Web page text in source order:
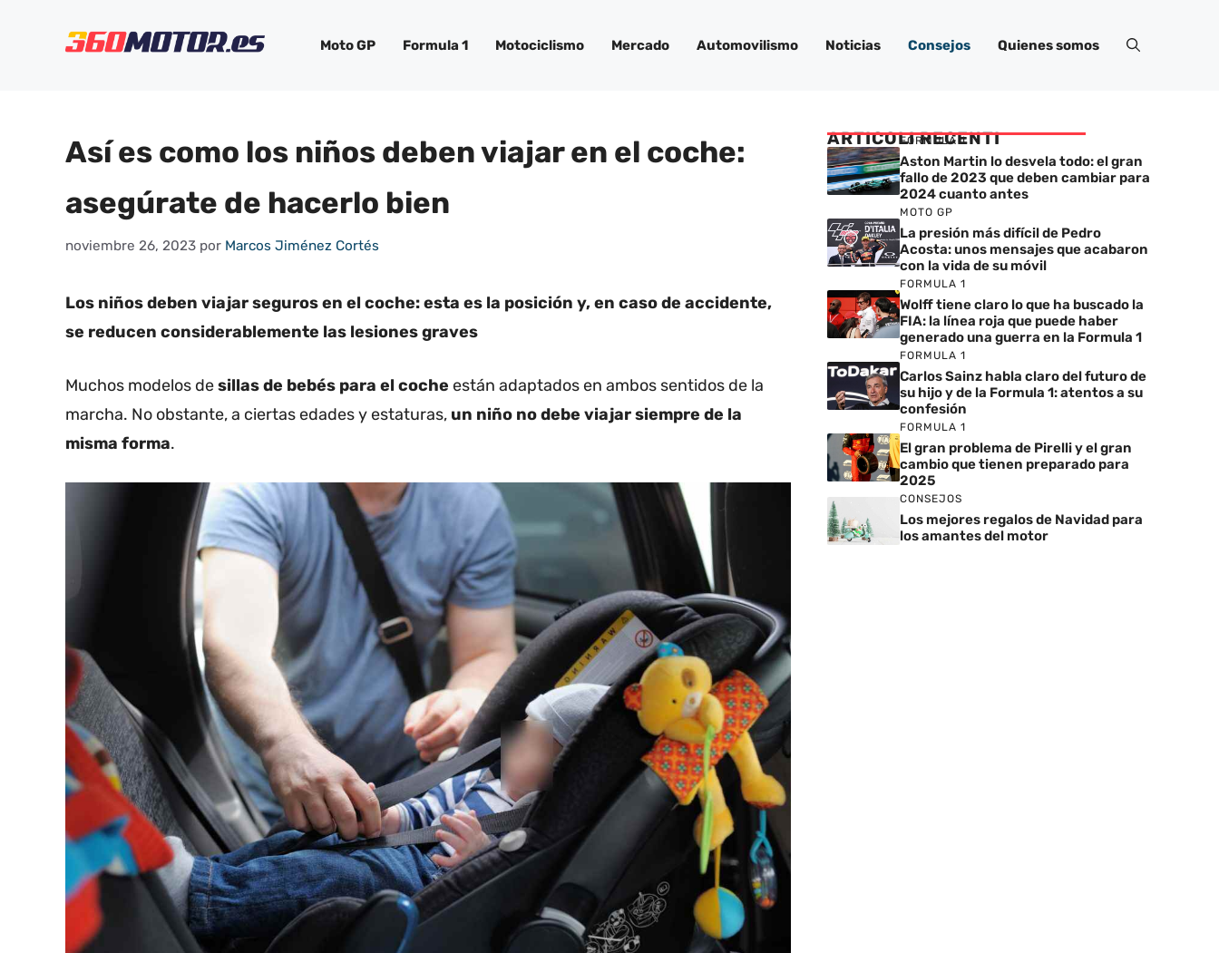
Moto GP Formula 1 Motociclismo Mercado Automovilismo Noticias Consejos Quienes somos
Así es como los niños deben viajar en el coche:
asegúrate de hacerlo bien
noviembre 26, 2023 por Marcos Jiménez Cortés
Los niños deben viajar seguros en el coche: esta es la posición y, en caso de accidente,
se reducen considerablemente las lesiones graves
Muchos modelos desillas de bebés para el coche están adaptados en ambos sentidos de la
marcha. No obstante, a ciertas edades y estaturas, un niño no debe viajar siempre de la
misma forma.
ARTICOLI RECENTI
FORMULA 1
Aston Martin lo desvela todo: el gran
fallo de 2023 que deben cambiar para
2024 cuanto antes
MOTO GP
La presión más difícil de Pedro
Acosta: unos mensajes que acabaron
con la vida de su móvil
FORMULA 1
Wolff tiene claro lo que ha buscado la
FIA: la línea roja que puede haber
generado una guerra en la Formula 1
FORMULA 1
Carlos Sainz habla claro del futuro de
su hijo y de la Formula 1: atentos a su
confesión
FORMULA 1
El gran problema de Pirelli y el gran
cambio que tienen preparado para
2025
CONSEJOS
Los mejores regalos de Navidad para
los amantes del motor